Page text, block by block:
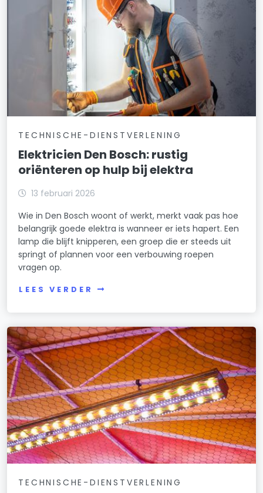
TECHNISCHE-DIENSTVERLENING
Elektricien Den Bosch: rustig
oriënteren op hulp bij elektra
13 februari 2026
Wie in Den Bosch woont of werkt, merkt vaak pas hoe
belangrijk goede elektra is wanneer er iets hapert. Een
lamp die blijft knipperen, een groep die er steeds uit
springt of plannen voor een verbouwing roepen
vragen op.
LEES VERDER
TECHNISCHE-DIENSTVERLENING